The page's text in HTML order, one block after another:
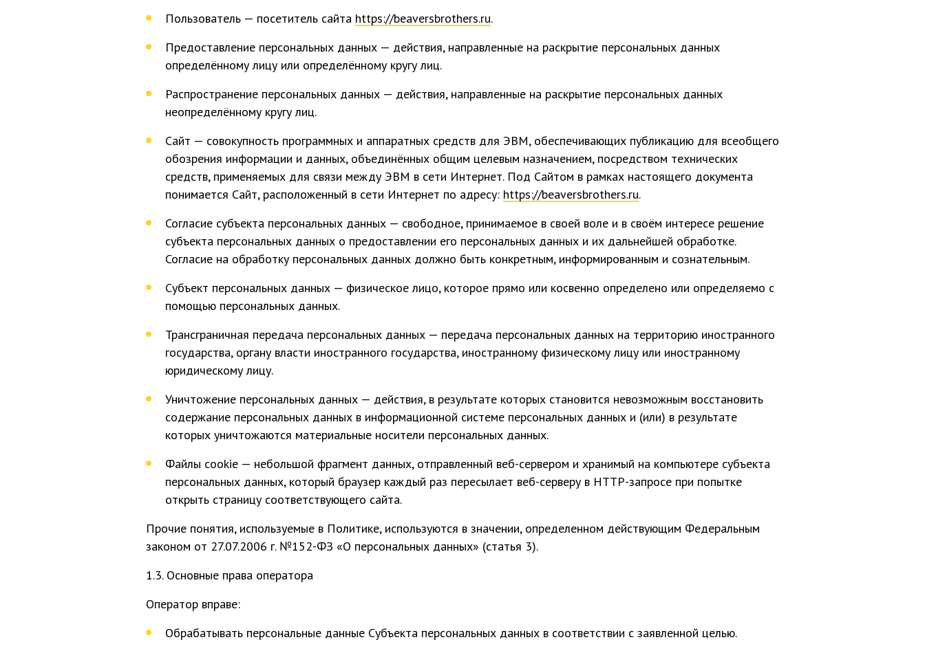
Пользователь — посетитель сайта https://beaversbrothers.ru.
Предоставление персональных данных — действия, направленные на раскрытие персональных данных
определённому лицу или определённому кругу лиц.
Распространение персональных данных — действия, направленные на раскрытие персональных данных
неопределённому кругу лиц.
Сайт — совокупность программных и аппаратных средств для ЭВМ, обеспечивающих публикацию для всеобщего
обозрения информации и данных, объединённых общим целевым назначением, посредством технических
средств, применяемых для связи между ЭВМ в сети Интернет. Под Сайтом в рамках настоящего документа
понимается Сайт, расположенный в сети Интернет по адресу: https://beaversbrothers.ru.
Согласие субъекта персональных данных — свободное, принимаемое в своей воле и в своём интересе решение
субъекта персональных данных о предоставлении его персональных данных и их дальнейшей обработке.
Согласие на обработку персональных данных должно быть конкретным, информированным и сознательным.
Субъект персональных данных — физическое лицо, которое прямо или косвенно определено или определяемо с
помощью персональных данных.
Трансграничная передача персональных данных — передача персональных данных на территорию иностранного
государства, органу власти иностранного государства, иностранному физическому лицу или иностранному
юридическому лицу.
Уничтожение персональных данных — действия, в результате которых становится невозможным восстановить
содержание персональных данных в информационной системе персональных данных и (или) в результате
которых уничтожаются материальные носители персональных данных.
Файлы сookie — небольшой фрагмент данных, отправленный веб-сервером и хранимый на компьютере субъекта
персональных данных, который браузер каждый раз пересылает веб-серверу в HTTP-запросе при попытке
открыть страницу соответствующего сайта.
Прочие понятия, используемые в Политике, используются в значении, определенном действующим Федеральным
законом от 27.07.2006 г. №152-ФЗ «О персональных данных» (статья 3).
1.3. Основные права оператора
Оператор вправе:
Обрабатывать персональные данные Субъекта персональных данных в соответствии с заявленной целью.